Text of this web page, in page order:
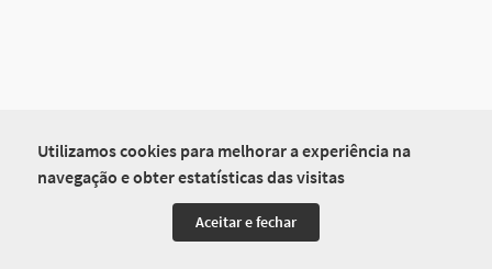
Utilizamos cookies para melhorar a experiência na
navegação e obter estatísticas das visitas
Aceitar e fechar